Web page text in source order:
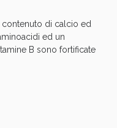
di calcio ed
ed un
B sono fortificate